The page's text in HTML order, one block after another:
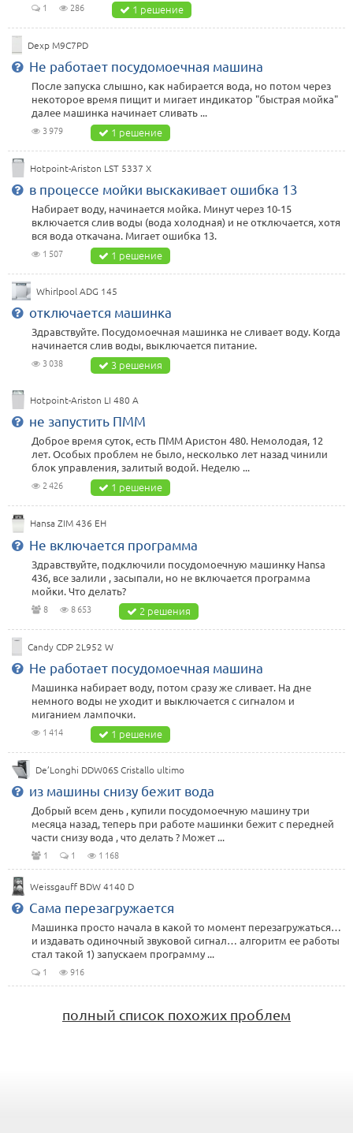
1 286 1 решение
Dexp M9C7PD
Не работает посудомоечная машина
После запуска слышно, как набирается вода, но потом через
некоторое время пищит и мигает индикатор "быстрая мойка"
далее машинка начинает сливать ...
3 979 1 решение
Hotpoint-Ariston LST 5337 X
в процессе мойки выскакивает ошибка 13
Набирает воду, начинается мойка. Минут через 10-15
включается слив воды (вода холодная) и не отключается, хотя
вся вода откачана. Мигает ошибка 13.
1 507 1 решение
Whirlpool ADG 145
отключается машинка
Здравствуйте. Посудомоечная машинка не сливает воду. Когда
начинается слив воды, выключается питание.
3 038 3 решения
Hotpoint-Ariston LI 480 A
не запустить ПММ
Доброе время суток, есть ПММ Аристон 480. Немолодая, 12
лет. Особых проблем не было, несколько лет назад чинили
блок управления, залитый водой. Неделю ...
2 426 1 решение
Hansa ZIM 436 EH
Не включается программа
Здравствуйте, подключили посудомоечную машинку Hansa
436, все залили , засыпали, но не включается программа
мойки. Что делать?
8 8 653 2 решения
Candy CDP 2L952 W
Не работает посудомоечная машина
Машинка набирает воду, потом сразу же сливает. На дне
немного воды не уходит и выключается с сигналом и
миганием лампочки.
1 414 1 решение
De’Longhi DDW06S Cristallo ultimo
из машины снизу бежит вода
Добрый всем день , купили посудомоечную машину три
месяца назад, теперь при работе машинки бежит с передней
части снизу вода , что делать ? Может ...
1 1 1 168
Weissgauff BDW 4140 D
Сама перезагружается
Машинка просто начала в какой то момент перезагружаться…
и издавать одиночный звуковой сигнал… алгоритм ее работы
стал такой 1) запускаем программу ...
1 916
полный список похожих проблем